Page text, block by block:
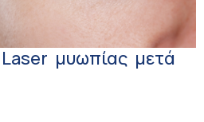
μυωπίας μετά